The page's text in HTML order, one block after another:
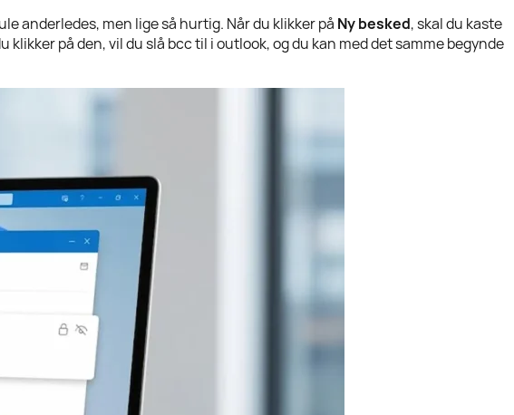
anderledes, men lige så hurtig. Når du klikker på Ny besked, skal du kaste
klikker på den, vil du slå bcc til i outlook, og du kan med det samme begynde